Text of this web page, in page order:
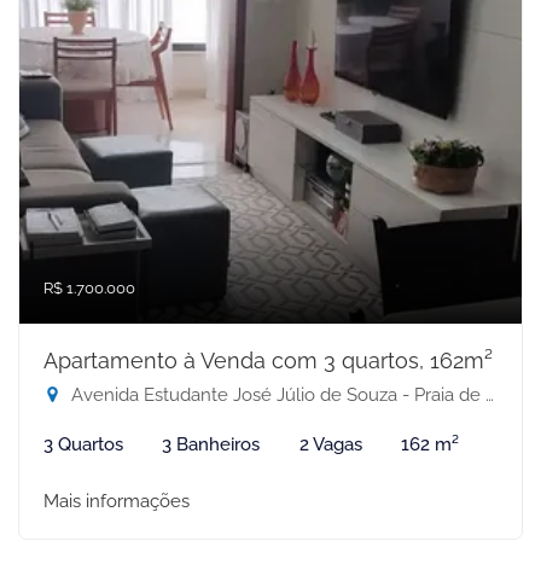
R$ 1.700.000
Apartamento à Venda com 3 quartos, 162m²
Avenida Estudante José Júlio de Souza - Praia de Itaparica, Vila Velha-ES
3 Quartos 3 Banheiros 2 Vagas 162 m²
Mais informações